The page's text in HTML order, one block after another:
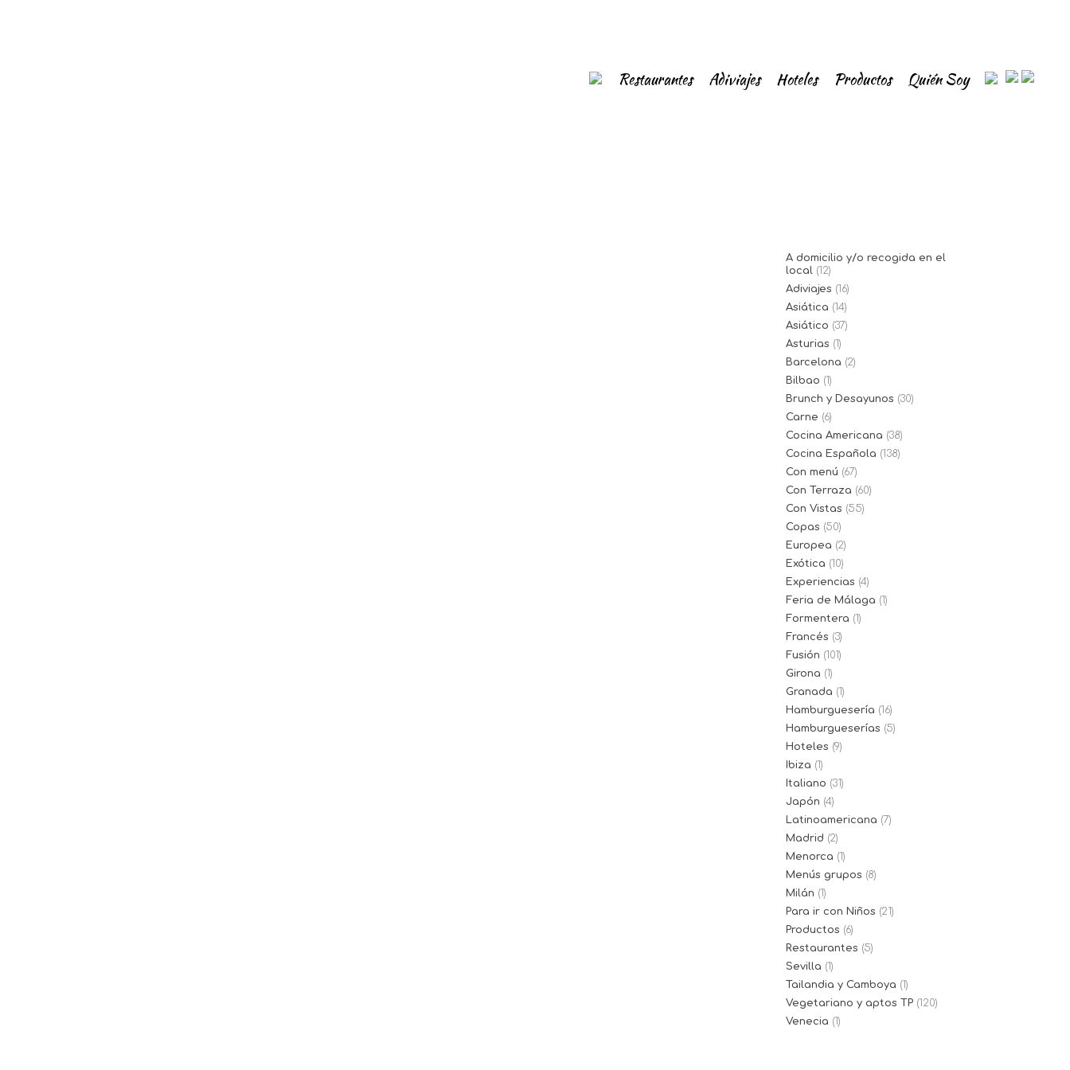
Restaurantes Adiviajes Hoteles Productos Quién Soy
A domicilio y/o recogida en el
local (12)
Adiviajes (16)
Asiática (14)
Asiático (37)
Asturias (1)
Barcelona (2)
Bilbao (1)
Brunch y Desayunos (30)
Carne (6)
Cocina Americana (38)
Cocina Española (138)
Con menú (67)
Con Terraza (60)
Con Vistas (55)
Copas (50)
Europea (2)
Exótica (10)
Experiencias (4)
Feria de Málaga (1)
Formentera (1)
Francés (3)
Fusión (101)
Girona (1)
Granada (1)
Hamburguesería (16)
Hamburgueserías (5)
Hoteles (9)
Ibiza (1)
Italiano (31)
Japón (4)
Latinoamericana (7)
Madrid (2)
Menorca (1)
Menús grupos (8)
Milán (1)
Para ir con Niños (21)
Productos (6)
Restaurantes (5)
Sevilla (1)
Tailandia y Camboya (1)
Vegetariano y aptos TP (120)
Venecia (1)